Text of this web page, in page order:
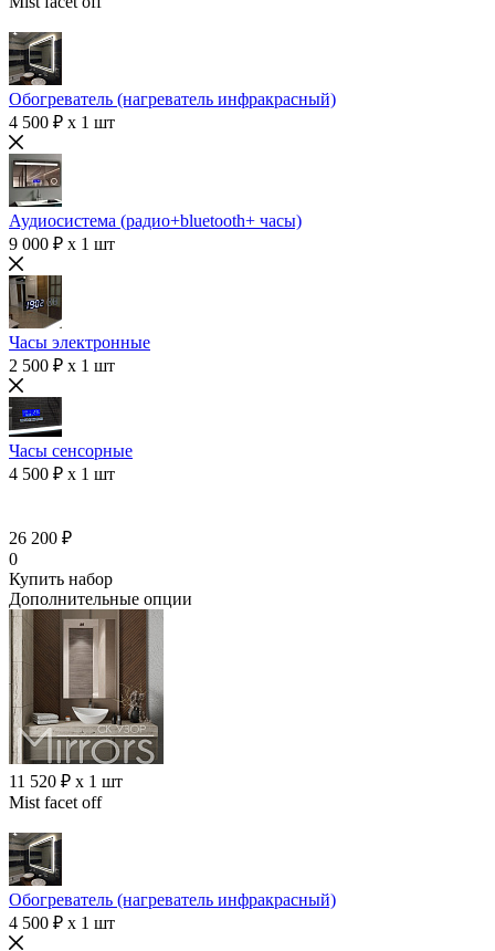
Обогреватель (нагреватель инфракрасный)
4 500 ₽ x 1 шт
Аудиосистема (радио+bluetooth+ часы)
9 000 ₽ x 1 шт
Часы электронные
2 500 ₽ x 1 шт
Часы сенсорные
4 500 ₽ x 1 шт
26 200 ₽
0
Купить набор
Дополнительные опции
11 520 ₽ x 1 шт
Mist facet off
Обогреватель (нагреватель инфракрасный)
4 500 ₽ x 1 шт